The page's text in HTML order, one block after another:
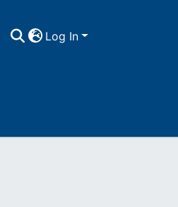
Log In